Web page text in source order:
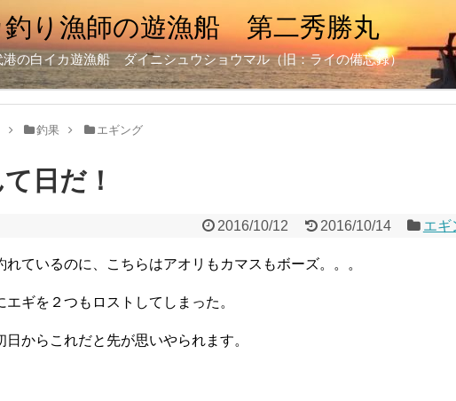
釣り漁師の遊漁船 第二秀勝丸
港の白イカ遊漁船 ダイニシュウショウマル（旧：ライの備忘録）
釣果 エギング
日だ！
2016/10/12 2016/10/14 エギ
れているのに、こちらはアオリもカマスもボーズ。。。
エギを２つもロストしてしまった。
日からこれだと先が思いやられます。